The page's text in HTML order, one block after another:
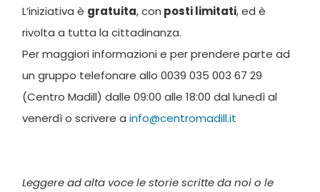
L’iniziativa è gratuita, con posti limitati, ed è
rivolta a tutta la cittadinanza.
Per maggiori informazioni e per prendere parte ad
un gruppo telefonare allo 0039 035 003 67 29
(Centro Madill) dalle 09:00 alle 18:00 dal lunedì al
venerdì o scrivere ainfo@centromadill.it
Leggere ad alta voce le storie scritte da noi o le